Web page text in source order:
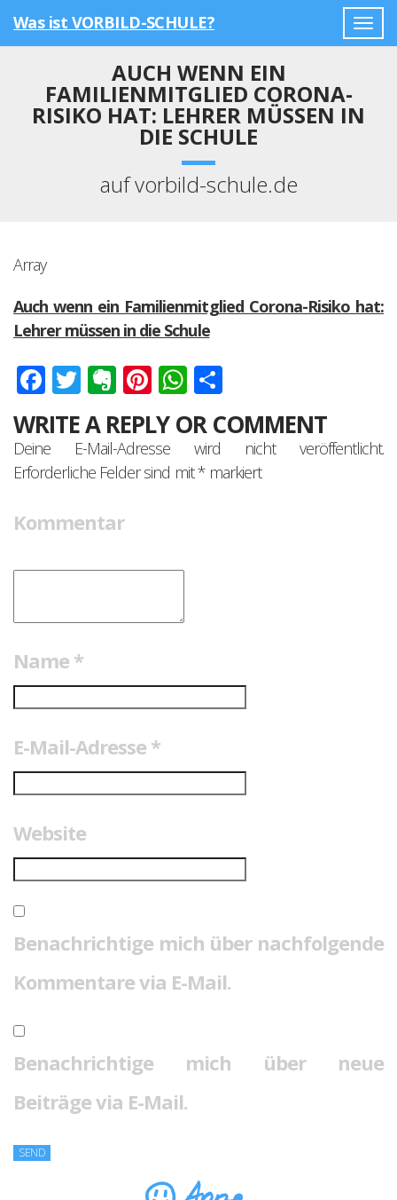
Was ist VORBILD-SCHULE?
AUCH WENN EIN
FAMILIENMITGLIED CORONA-
RISIKO HAT: LEHRER MÜSSEN IN
DIE SCHULE
auf vorbild-schule.de
Array
Auch wenn ein Familienmitglied Corona-Risiko hat:
Lehrer müssen in die Schule
Facebook
Twitter
Evernote
Pinterest
WhatsApp
WRITE A REPLY OR COMMENT
Deine E-Mail-Adresse wird nicht veröffentlicht.
Erforderliche Felder sind mit*markiert
Kommentar
Name *
E-Mail-Adresse *
Website
Benachrichtige mich über nachfolgende
Kommentare via E-Mail.
Benachrichtige mich über neue
Beiträge via E-Mail.